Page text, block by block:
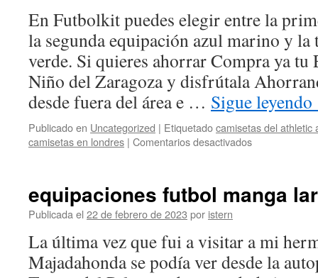
En Futbolkit puedes elegir entre la
la segunda equipación azul marino y la
verde. Si quieres ahorrar Compra ya
Niño del Zaragoza y disfrútala
desde fuera del área e … Sigue leyendo
Publicado en Uncategorized | Etiquetadocamisetas del athletic
camisetas en londres | Comentarios desactivadosen
equipaciones futbol manga
Publicada el 22 de febrero de 2023 por istern
La última vez que fui a visitar a mi
Majadahonda se podía ver desde la